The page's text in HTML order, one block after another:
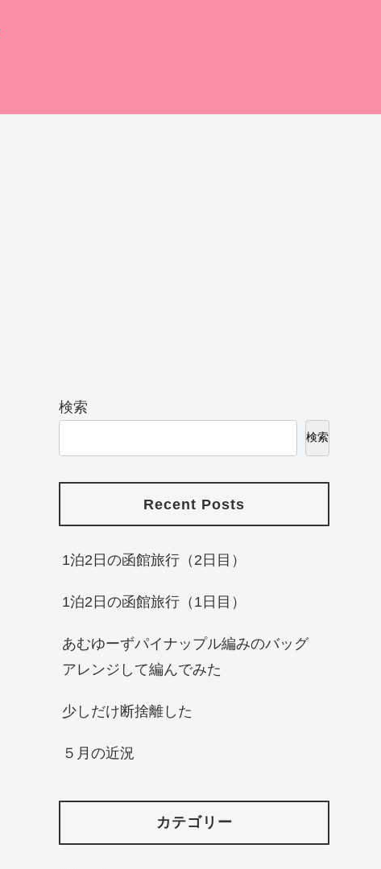
検索
検索
Recent Posts
1泊2日の函館旅行（2日目）
1泊2日の函館旅行（1日目）
あむゆーずパイナップル編みのバッグ
アレンジして編んでみた
少しだけ断捨離した
５月の近況
カテゴリー